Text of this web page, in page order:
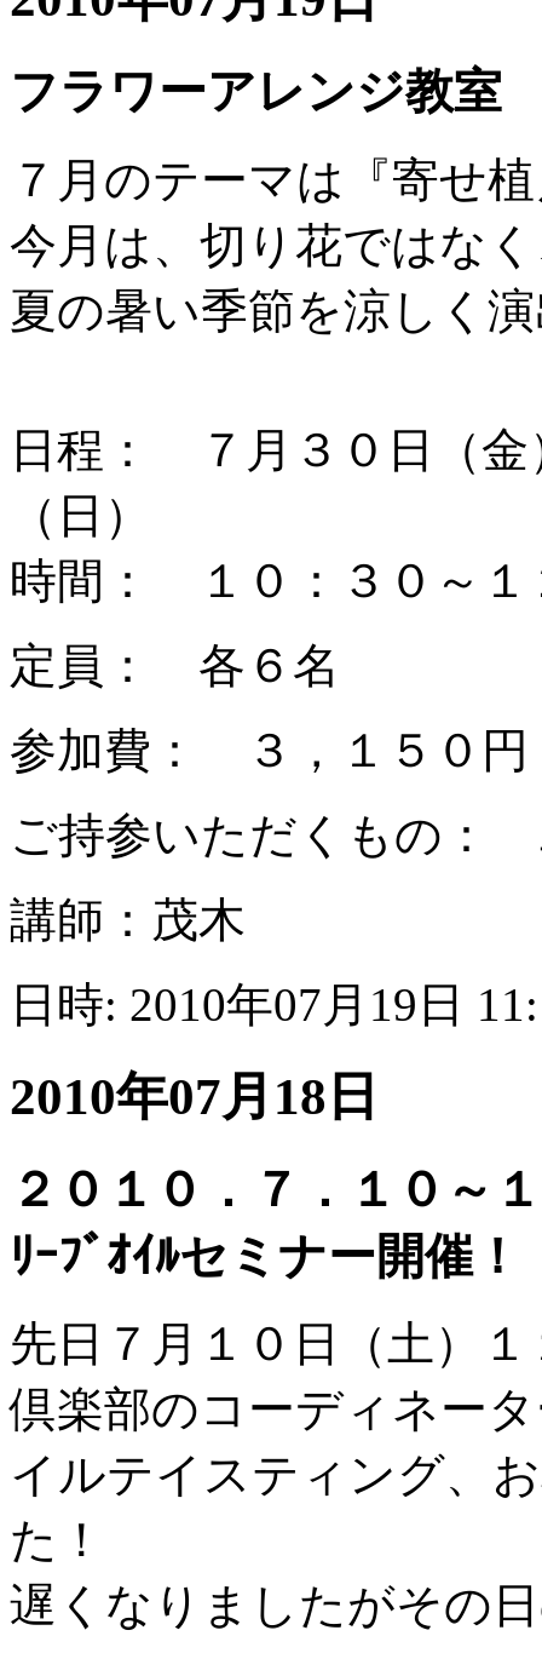
フラワーアレンジ教
７月のテーマは『寄せ
今月は、切り花ではな
夏の暑い季節を涼しく
日程： ７月３０日（金
（日）
時間： １０：３０～１
定員： 各６名
参加費： ３，１５０円
ご持参いただくもの：
講師：茂木
日時: 2010年07月19日
2010年07月18日
２０１０．７．１０～
ﾘｰﾌﾞｵｲﾙセミナー開催
先日７月１０日（土）
倶楽部のコーディネー
イルテイスティング、
た！
遅くなりましたがその